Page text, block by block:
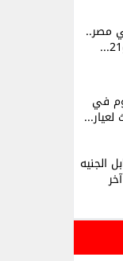
مصر..
في
الجنيه